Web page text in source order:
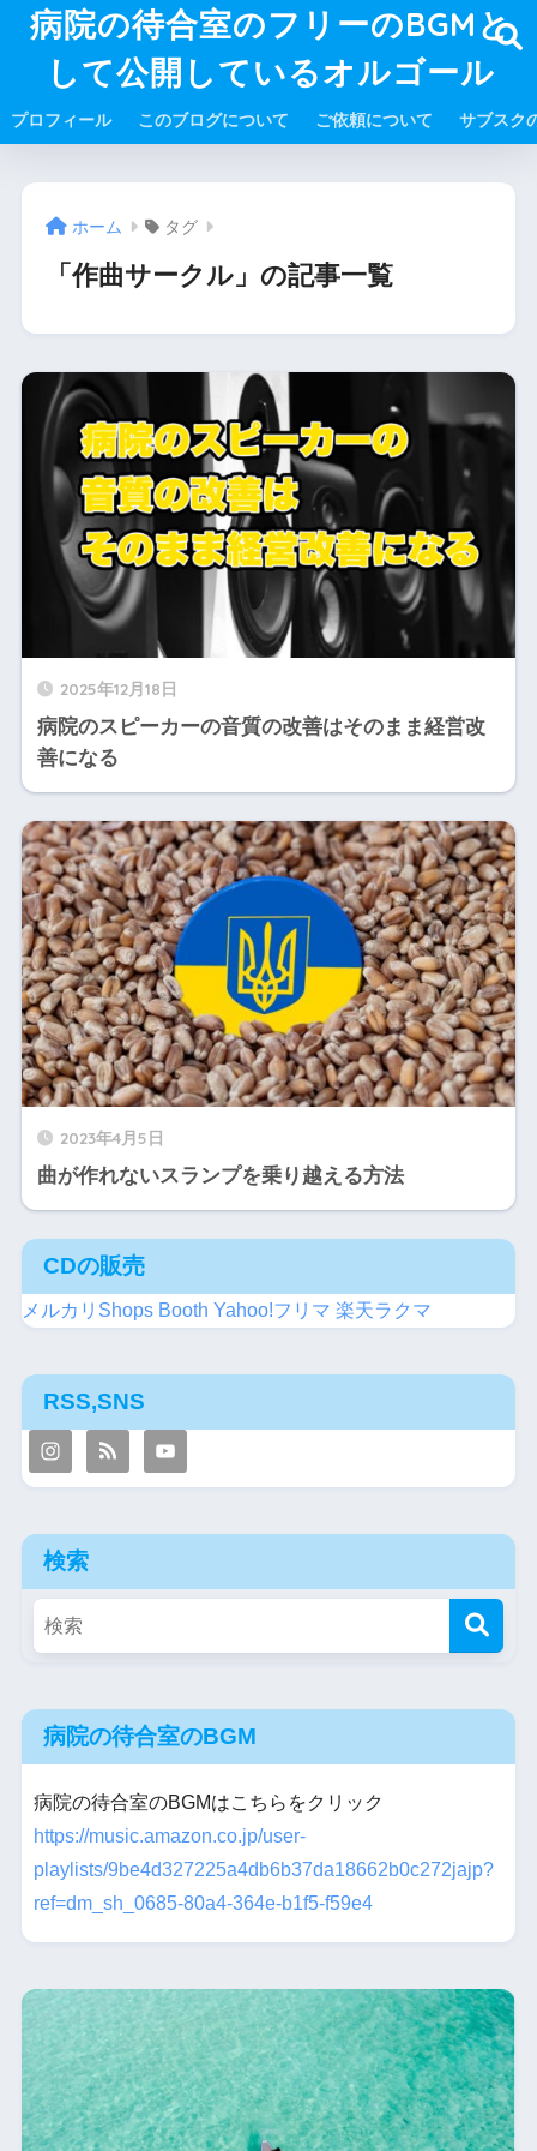
病院の待合室のフリーのBGMと
して公開しているオルゴール
プロフィール このブログについて ご依頼について サブスク
ホーム タグ
「作曲サークル」の記事一覧
2025年12月18日
病院のスピーカーの音質の改善はそのまま経営改
善になる
2023年4月5日
曲が作れないスランプを乗り越える方法
CDの販売
メルカリShops Booth Yahoo!フリマ 楽天ラクマ
RSS,SNS
検索
病院の待合室のBGM
病院の待合室のBGMはこちらをクリック
https://music.amazon.co.jp/user-
playlists/9be4d327225a4db6b37da18662b0c272jajp?
ref=dm_sh_0685-80a4-364e-b1f5-f59e4